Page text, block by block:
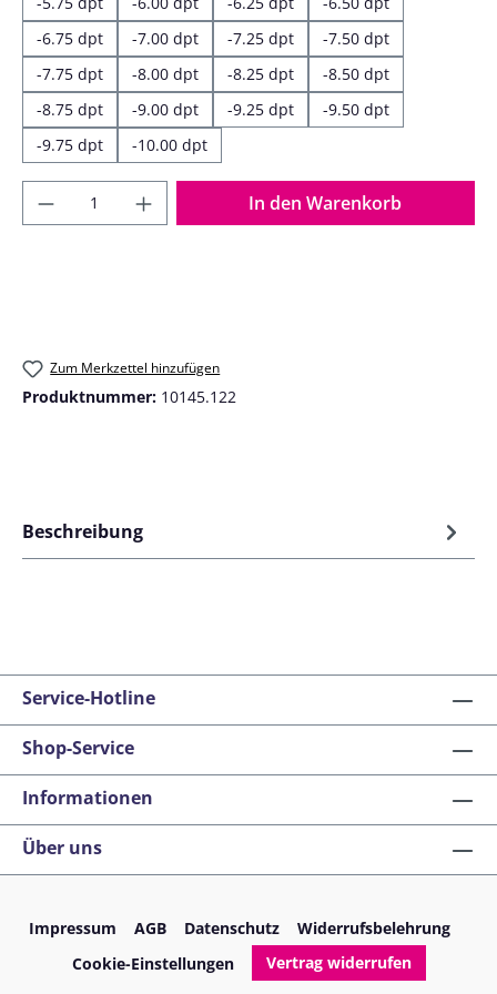
-6.75 dpt
-7.00 dpt -7.25 dpt
-7.50 dpt
-7.75 dpt
-8.00 dpt -8.25 dpt
-8.50 dpt
-8.75 dpt
-9.00 dpt -9.25 dpt
-9.50 dpt
-9.75 dpt
-10.00 dpt
Produkt Anzahl: Gib den gewünschten
In den Warenkorb
Zum Merkzettel hinzufügen
Produktnummer: 10145.122
Beschreibung
Service-Hotline
Shop-Service
Informationen
Über uns
Impressum AGB Datenschutz
Widerrufsbelehrung
Cookie-Einstellungen
Vertrag widerrufen